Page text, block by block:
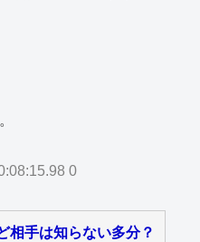
0
手は知らない多分？